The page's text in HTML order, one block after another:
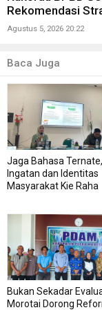
Rekomendasi
Agustus 5, 2026 20:22
Baca Juga
Jaga Bahasa
Ingatan dan Identitas
Masyarakat Kie Raha
Bukan Sekadar
Morotai Dorong